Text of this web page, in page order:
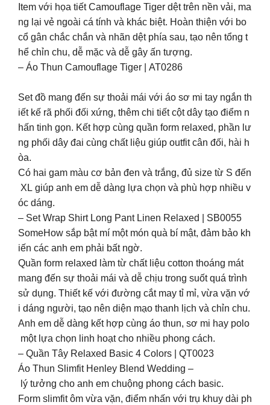
Item với họa tiết Camouflage Tiger dệt trên nền vải, ma
ng lại vẻ ngoài cá tính và khác biệt. Hoàn thiện với bo
cổ gân chắc chắn và nhãn dệt phía sau, tạo nên tổng t
hể chỉn chu, dễ mặc và dễ gây ấn tượng.
– Áo Thun Camouflage Tiger | AT0286
Set đồ mang đến sự thoải mái với áo sơ mi tay ngắn th
iết kế rã phối đối xứng, thêm chi tiết cột dây tạo điểm n
hấn tinh gọn. Kết hợp cùng quần form relaxed, phần lư
ng phối dây đai cùng chất liệu giúp outfit cân đối, hài h
òa.
Có hai gam màu cơ bản đen và trắng, đủ size từ S đến
XL giúp anh em dễ dàng lựa chọn và phù hợp nhiều v
óc dáng.
– Set Wrap Shirt Long Pant Linen Relaxed | SB0055
SomeHow sắp bật mí một món quà bí mật, đảm bảo kh
iến các anh em phải bất ngờ.
Quần form relaxed làm từ chất liệu cotton thoáng mát
mang đến sự thoải mái và dễ chịu trong suốt quá trình
sử dụng. Thiết kế với đường cắt may tỉ mỉ, vừa vặn vớ
i dáng người, tạo nên diện mạo thanh lịch và chỉn chu.
Anh em dễ dàng kết hợp cùng áo thun, sơ mi hay polo
một lựa chọn linh hoạt cho nhiều phong cách.
– Quần Tây Relaxed Basic 4 Colors | QT0023
Áo Thun Slimfit Henley Blend Wedding –
lý tưởng cho anh em chuộng phong cách basic.
Form slimfit ôm vừa vặn, điểm nhấn với trụ khuy dài ph